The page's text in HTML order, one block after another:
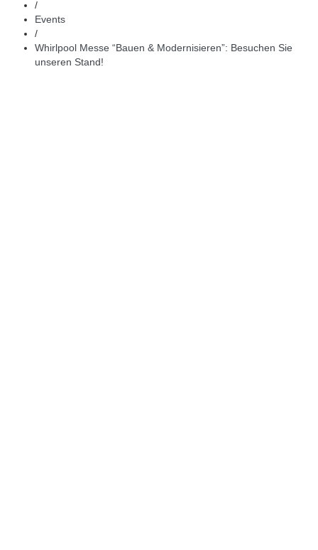
/
Events
/
Whirlpool Messe “Bauen & Modernisieren”: Besuchen Sie
unseren Stand!